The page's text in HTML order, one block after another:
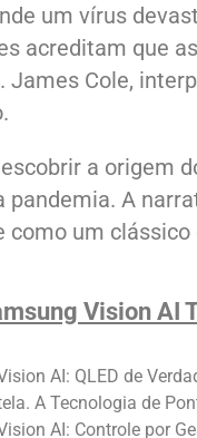
um vírus
acreditam que
Cole,
a origem
A
um
Vision AI
AI: QLED de
A Tecnologia de
AI: Controle por